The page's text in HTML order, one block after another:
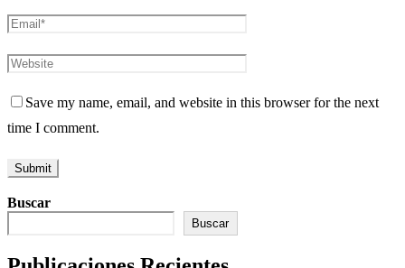
Save my name, email, and website in this browser for the next
time I comment.
Buscar
Buscar